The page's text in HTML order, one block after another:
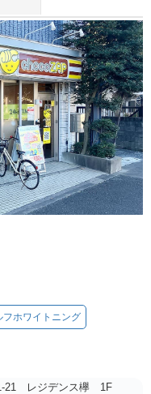
フホワイトニング
21 レジデンス欅 1F